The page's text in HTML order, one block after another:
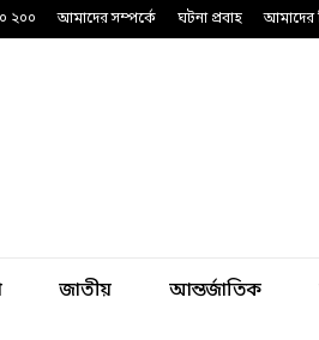
২০০ আমাদের সম্পর্কে ঘটনা প্রবাহ আমাদের
জাতীয় আন্তর্জাতিক